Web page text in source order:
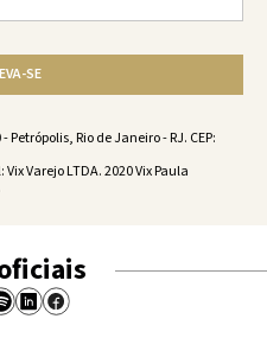
SE
Rio de Janeiro - RJ. CEP:
Varejo LTDA. 2020 Vix Paula